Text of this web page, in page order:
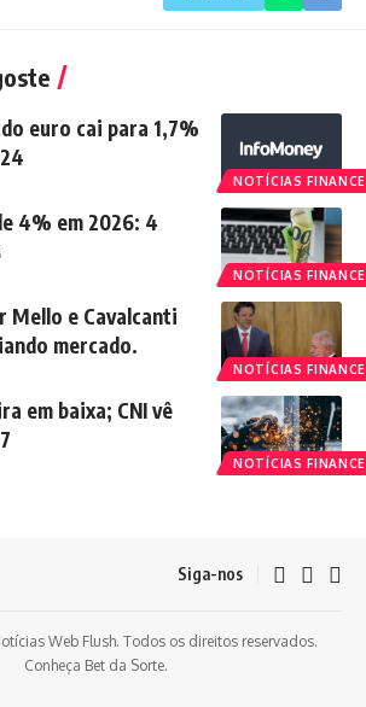
NOTÍCIAS
euro cai para 1,7%
NOTÍCIAS
4% em 2026: 4
NOTÍCIAS
Mello e Cavalcanti
mercado.
NOTÍCIAS
em baixa; CNI vê
Siga-nos
Web Flush. Todos os direitos reservados.
Conheça Bet da Sorte.